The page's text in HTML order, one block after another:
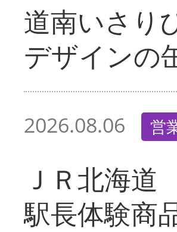
道南いさ
デザインの
2026.08.06 営
ＪＲ北海
駅長体験商